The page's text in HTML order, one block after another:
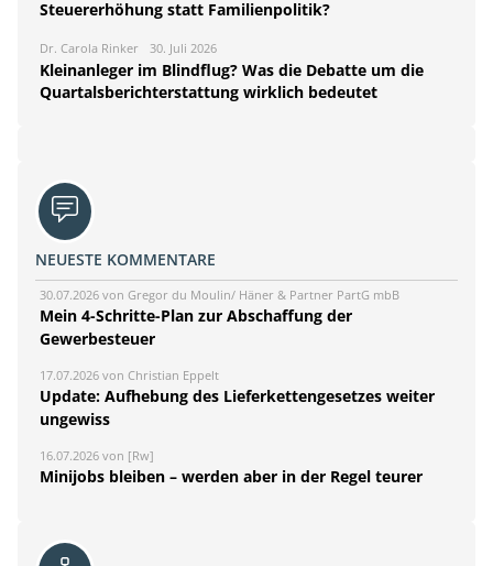
Steuererhöhung statt Familienpolitik?
Dr. Carola Rinker 30. Juli 2026
Kleinanleger im Blindflug? Was die Debatte um die
Quartalsberichterstattung wirklich bedeutet
NEUESTE KOMMENTARE
30.07.2026 von Gregor du Moulin/ Häner & Partner PartG mbB
Mein 4-Schritte-Plan zur Abschaffung der
Gewerbesteuer
17.07.2026 von Christian Eppelt
Update: Aufhebung des Lieferkettengesetzes weiter
ungewiss
16.07.2026 von [Rw]
Minijobs bleiben – werden aber in der Regel teurer